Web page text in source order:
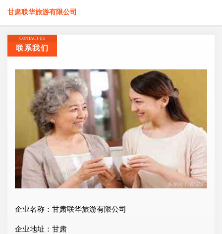
甘肃联华旅游有限公司
CONTACT US
联系我们
企业名称：甘肃联华旅游有限公司
企业地址：甘肃